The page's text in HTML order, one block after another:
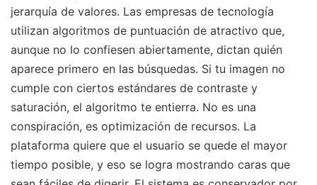
jerarquía de valores. Las empresas de tecnología
utilizan algoritmos de puntuación de atractivo que,
aunque no lo confiesen abiertamente, dictan quién
aparece primero en las búsquedas. Si tu imagen no
cumple con ciertos estándares de contraste y
saturación, el algoritmo te entierra. No es una
conspiración, es optimización de recursos. La
plataforma quiere que el usuario se quede el mayor
tiempo posible, y eso se logra mostrando caras que